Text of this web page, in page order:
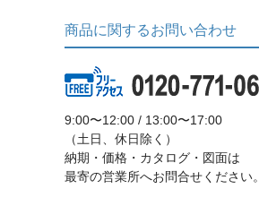
商品に関するお問い合わせ
9:00〜12:00 / 13:00〜17:00
（土日、休日除く）
納期・価格・カタログ・図面は
最寄の営業所へお問合せください。